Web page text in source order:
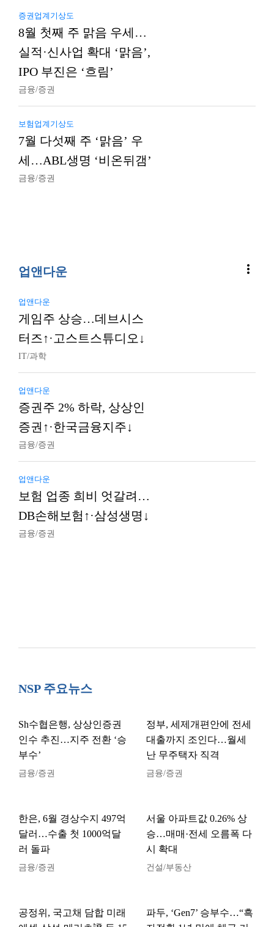
증권업계기상도
8월 첫째 주 맑음 우세…
실적·신사업 확대 ‘맑음’,
IPO 부진은 ‘흐림’
금융/증권
보험업계기상도
7월 다섯째 주 ‘맑음’ 우
세…ABL생명 ‘비온뒤갬’
금융/증권
업앤다운 more_vert
업앤다운
게임주 상승…데브시스
터즈↑·고스트스튜디오↓
IT/과학
업앤다운
증권주 2% 하락, 상상인
증권↑·한국금융지주↓
금융/증권
업앤다운
보험 업종 희비 엇갈려…
DB손해보험↑·삼성생명↓
금융/증권
NSP 주요뉴스
Sh수협은행, 상상인증권
인수 추진…지주 전환 ‘승
부수’
금융/증권
정부, 세제개편안에 전세
대출까지 조인다…월세
난 무주택자 직격
금융/증권
한은, 6월 경상수지 497억
달러…수출 첫 1000억달
러 돌파
금융/증권
서울 아파트값 0.26% 상
승…매매·전세 오름폭 다
시 확대
건설/부동산
공정위, 국고채 담합 미래
파두, ‘Gen7’ 승부수…“흑